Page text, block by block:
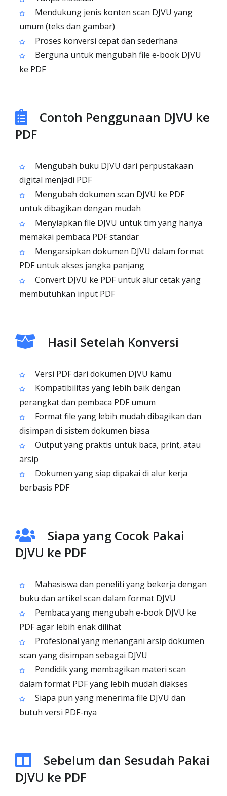
Mendukung jenis konten scan DJVU yang
umum (teks dan gambar)
Proses konversi cepat dan sederhana
Berguna untuk mengubah file e-book DJVU
ke PDF
Contoh Penggunaan DJVU ke
PDF
Mengubah buku DJVU dari perpustakaan
digital menjadi PDF
Mengubah dokumen scan DJVU ke PDF
untuk dibagikan dengan mudah
Menyiapkan file DJVU untuk tim yang hanya
memakai pembaca PDF standar
Mengarsipkan dokumen DJVU dalam format
PDF untuk akses jangka panjang
Convert DJVU ke PDF untuk alur cetak yang
membutuhkan input PDF
Hasil Setelah Konversi
Versi PDF dari dokumen DJVU kamu
Kompatibilitas yang lebih baik dengan
perangkat dan pembaca PDF umum
Format file yang lebih mudah dibagikan dan
disimpan di sistem dokumen biasa
Output yang praktis untuk baca, print, atau
arsip
Dokumen yang siap dipakai di alur kerja
berbasis PDF
Siapa yang Cocok Pakai
DJVU ke PDF
Mahasiswa dan peneliti yang bekerja dengan
buku dan artikel scan dalam format DJVU
Pembaca yang mengubah e-book DJVU ke
PDF agar lebih enak dilihat
Profesional yang menangani arsip dokumen
scan yang disimpan sebagai DJVU
Pendidik yang membagikan materi scan
dalam format PDF yang lebih mudah diakses
Siapa pun yang menerima file DJVU dan
butuh versi PDF-nya
Sebelum dan Sesudah Pakai
DJVU ke PDF